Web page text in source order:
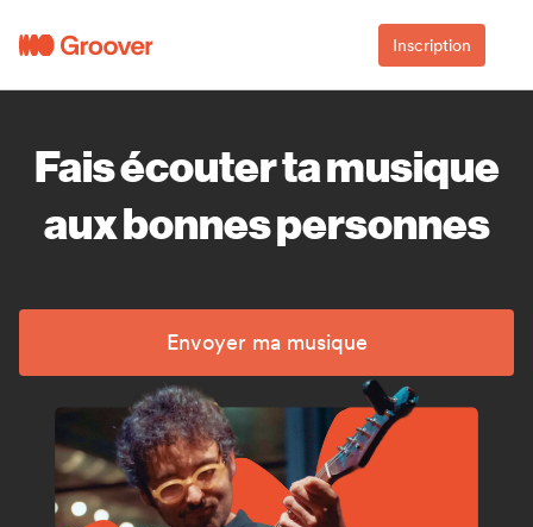
Inscription
Fais écouter ta musique
aux bonnes personnes
Envoyer ma musique